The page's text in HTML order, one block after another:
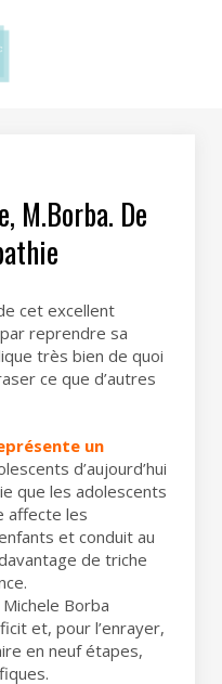
M.Borba. De
cet excellent
reprendre sa
très bien de quoi
ce que d’autres
un
d’aujourd’hui
que les adolescents
affecte les
et conduit au
de triche
Michele Borba
et, pour l’enrayer,
en neuf étapes,